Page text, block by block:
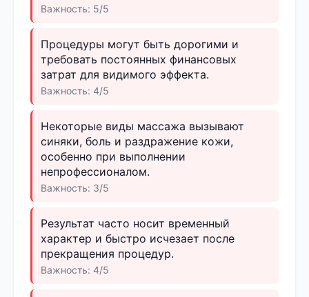
Важность: 5/5
Процедуры могут быть дорогими и
требовать постоянных финансовых
затрат для видимого эффекта.
Важность: 4/5
Некоторые виды массажа вызывают
синяки, боль и раздражение кожи,
особенно при выполнении
непрофессионалом.
Важность: 3/5
Результат часто носит временный
характер и быстро исчезает после
прекращения процедур.
Важность: 4/5